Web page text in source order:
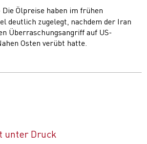
Die Ölpreise haben im frühen
deutlich zugelegt, nachdem der Iran
Überraschungsangriff auf US-
Osten verübt hatte.
unter Druck